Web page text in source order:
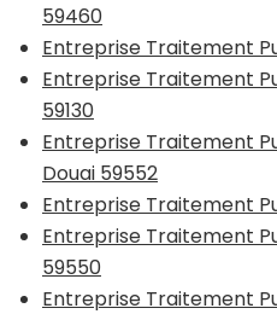
59460
Entreprise Traitement
Entreprise Traitement
59130
Entreprise Traitement
Douai 59552
Entreprise Traitement
Entreprise Traitement
59550
Entreprise Traitement